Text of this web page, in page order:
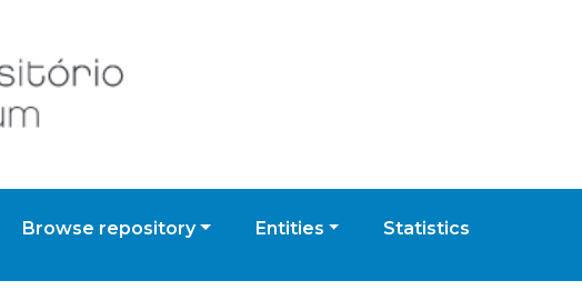
Browse repository Entities Statistics